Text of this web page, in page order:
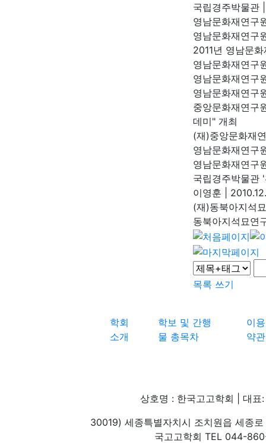
국립경주박물관
영남문화재연구
영남문화재연구
2011년 영남문
영남문화재연구
영남문화재연구
영남문화재연구
중앙문화재연구
데미" 개최
(재)중앙문화재
영남문화재연구
영남문화재연구
국립경주박물관
이영훈
(재)동북아지석
동북아지석묘연
목록 쓰기
학회
소개
학보 및 간행
물 총목차
이용
약관
상호명 : 한국고고학회 | 대
30019) 세종특별자치시 조치원읍 세종
국고고학회 TEL 044-